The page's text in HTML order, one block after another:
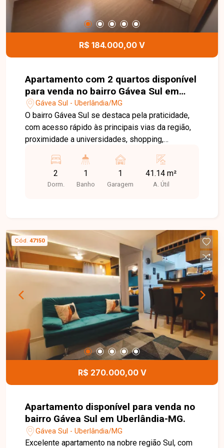
R$ 184.000,00 V
Apartamento com 2 quartos disponível
para venda no bairro Gávea Sul em
Uberlândia - MG
Gávea Sul - Uberlândia/MG
O bairro Gávea Sul se destaca pela praticidade,
com acesso rápido às principais vias da região,
proximidade a universidades, shopping,
garantindo comodidade e mobilidade no dia a dia.
O apartamento conta com 41,14 m² muito bem
distribuídos, oferecendo dois quartos, localizado
de garagem. É isento de IPTU e está a poucos
minutos da Unitri, do Shopping Uberlândia e do
Centro da cidade, sendo uma ótima opção para
morar ou investir.
2
Dorm.
1
Banho
1
Garagem
41.14 m²
A. Útil
Cód. 47150
R$ 270.000,00 V
Apartamento disponível para venda no
bairro Gávea Sul em Uberlândia-MG.
Gávea Sul - Uberlândia/MG
Excelente apartamento na nobre região Sul, com